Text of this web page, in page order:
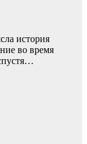
история
во время